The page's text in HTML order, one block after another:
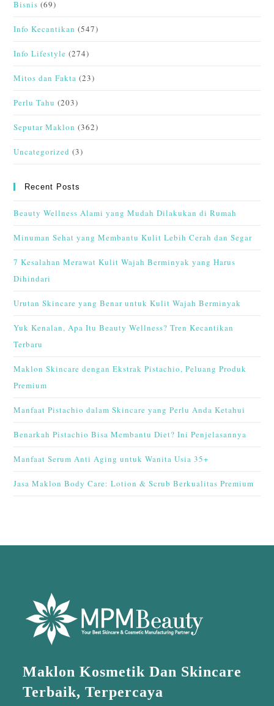
Bisnis (69)
Info Kecantikan (547)
Info Lifestyle (274)
Mitos dan Fakta (23)
Perlu Tahu (203)
Seputar Maklon (362)
Uncategorized (3)
Recent Posts
Beauty Wellness Alami yang Mudah Dilakukan di Rumah
Minuman Sehat yang Membantu Kulit Lebih Cerah dan Segar
7 Kesalahan Merawat Kulit Wajah Berminyak yang Harus
Dihindari
Urutan Skincare yang Benar untuk Kulit Wajah Berminyak
Yuk Kenalan, Apa Itu Beauty Wellness? Tren Kecantikan
Terbaru
Maklon Skincare dengan Ekstrak Pistachio, Peluang Produk
Premium
Manfaat Pistachio dalam Skincare yang Perlu Anda Ketahui
Benarkah Pistachio Bisa Membantu Diet? Ini Penjelasannya
Manfaat Serum Anti Aging untuk Wanita Usia 35+
Jasa Maklon Body Care: Lotion & Scrub Berkualitas Premium
Maklon Kosmetik Dan Skincare
Terbaik, Terpercaya